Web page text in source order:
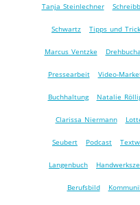
Tanja Steinlechner
Schwartz Tipps und
Marcus Ventzke
Pressearbeit Video-
Buchhaltung Natalie
Clarissa Niermann
Seubert Podcast
Langenbuch
Berufsbild